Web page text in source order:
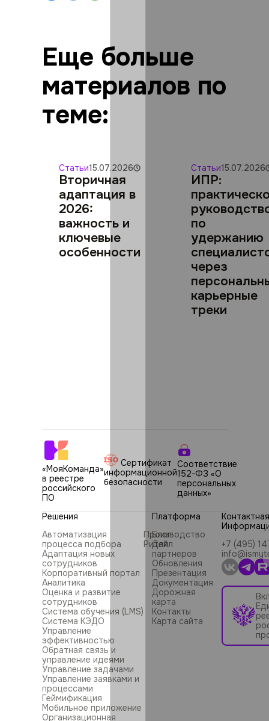
Еще больше
материалов по
теме:
Статьи15.07.2026
Вторичная
адаптация в
2026:
важность и
ключевые
особенности
Статьи15.07.2026
ИПР:
по
удержанию
через
карьерные
треки
«МояКоманда»
в реестре
российского
ПО
Сертификат
информационной
безопасности
Соответствие
152-ФЗ «О
персональных
данных»
Решения
Автоматизация
процесса подбора
Адаптация новых
сотрудников
Корпоративный портал
Аналитика
Оценка и развитие
сотрудников
Система обучения (LMS)
Система КЭДО
Управление
эффективностью
Обратная связь и
управление идеями
Управление задачами
Управление заявками и
процессами
Геймификация
Мобильное приложение
Организационная
Производство
Ритейл
Платформа
Блог
Для
партнеров
Обновления
Презентация
Документация
Дорожная
карта
Контакты
Карта сайта
Контактная
+7 (495)